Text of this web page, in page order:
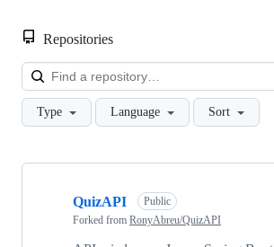
Repositories
Type Language Sort
Showing
QuizAPI
Public
Forked from RonyAbreu/QuizAPI